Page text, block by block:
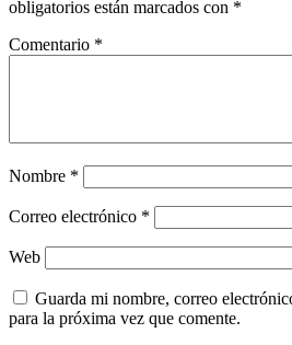
obligatorios están marcados con *
Comentario *
Nombre *
Correo electrónico *
Web
Guarda mi nombre, correo
para la próxima vez que comente.